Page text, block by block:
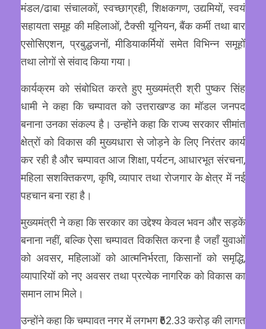
मंडल/ढाबा संचालकों, स्वच्छाग्रही, शिक्षकगण, उद्यमियों, स्वयं
सहायता समूह की महिलाओं, टैक्सी यूनियन, बैंक कर्मी तथा बार
एसोसिएशन, प्रबुद्धजनों, मीडियाकर्मियों समेत विभिन्न समूहों
तथा लोगों से संवाद किया गया।
कार्यक्रम को संबोधित करते हुए मुख्यमंत्री श्री पुष्कर सिंह
धामी ने कहा कि चम्पावत को उत्तराखण्ड का मॉडल जनपद
बनाना उनका संकल्प है। उन्होंने कहा कि राज्य सरकार सीमांत
क्षेत्रों को विकास की मुख्यधारा से जोड़ने के लिए निरंतर कार्य
कर रही है और चम्पावत आज शिक्षा, पर्यटन, आधारभूत संरचना,
महिला सशक्तिकरण, कृषि, व्यापार तथा रोजगार के क्षेत्र में नई
पहचान बना रहा है।
मुख्यमंत्री ने कहा कि सरकार का उद्देश्य केवल भवन और सड़कें
बनाना नहीं, बल्कि ऐसा चम्पावत विकसित करना है जहाँ युवाओं
को अवसर, महिलाओं को आत्मनिर्भरता, किसानों को समृद्धि,
व्यापारियों को नए अवसर तथा प्रत्येक नागरिक को विकास का
समान लाभ मिले।
उन्होंने कहा कि चम्पावत नगर में लगभग ₹62.33 करोड़ की लागत